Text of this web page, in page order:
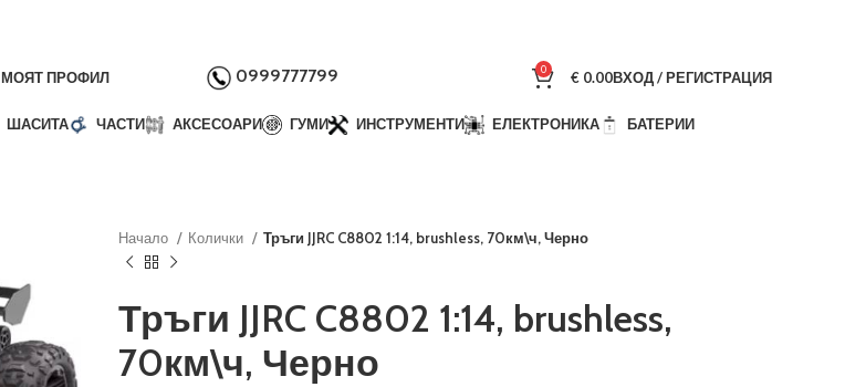
МОЯТ ПРОФИЛ 0999777799 0 € 0.00ВХОД / РЕГИСТРАЦИЯ
ШАСИТА ЧАСТИ АКСЕСОАРИ ГУМИ ИНСТРУМЕНТИ ЕЛЕКТРОНИКА БАТЕРИИ
Начало Колички Тръги JJRC C8802 1:14, brushless, 70км\ч, Черно
Тръги JJRC C8802 1:14, brushless,
70км\ч, Черно